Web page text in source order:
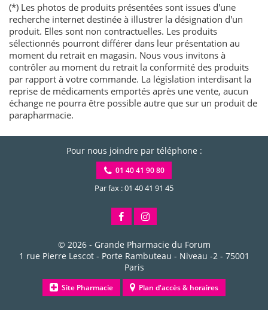
(*) Les photos de produits présentées sont issues d'une
recherche internet destinée à illustrer la désignation d'un
produit. Elles sont non contractuelles. Les produits
sélectionnés pourront différer dans leur présentation au
moment du retrait en magasin. Nous vous invitons à
contrôler au moment du retrait la conformité des produits
par rapport à votre commande. La législation interdisant la
reprise de médicaments emportés après une vente, aucun
échange ne pourra être possible autre que sur un produit de
parapharmacie.
Pour nous joindre par téléphone :
01 40 41 90 80
Par fax : 01 40 41 91 45
© 2026 - Grande Pharmacie du Forum
1 rue Pierre Lescot - Porte Rambuteau - Niveau -2- 75001
Paris
Site Pharmacie Plan d'accès & horaires